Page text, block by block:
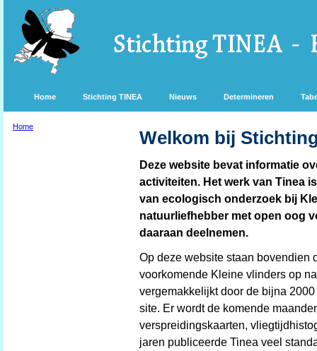
Home Stichting TINEA Nieuws Determineren
Home
Welkom bij
Deze website bevat informatie
activiteiten. Het werk van Tinea
van ecologisch onderzoek bij
natuurliefhebber met open oog
daaraan deelnemen.
Op deze website staan bovendien
voorkomende Kleine vlinders op
vergemakkelijkt door de bijna
site. Er wordt de komende
verspreidingskaarten,
jaren publiceerde Tinea veel